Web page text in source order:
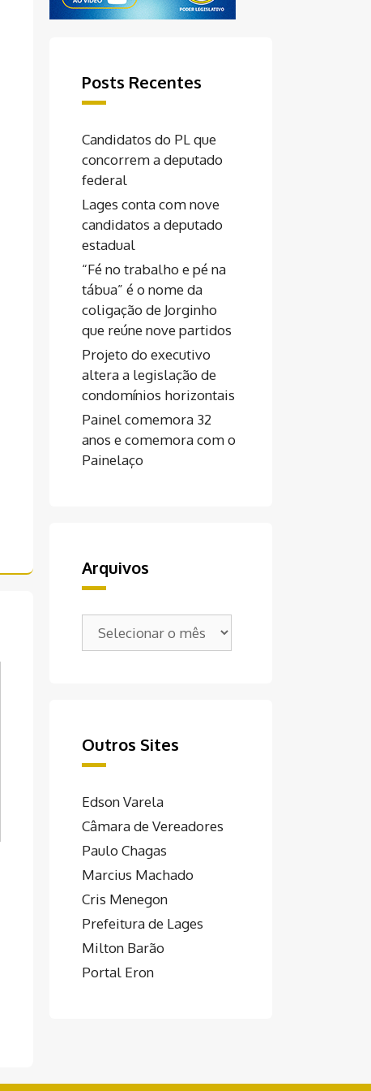
Posts Recentes
Candidatos do PL que
concorrem a deputado
federal
Lages conta com nove
candidatos a deputado
estadual
“Fé no trabalho e pé na
tábua” é o nome da
coligação de Jorginho
que reúne nove partidos
Projeto do executivo
altera a legislação de
condomínios horizontais
Painel comemora 32
anos e comemora com o
Painelaço
Arquivos
Outros Sites
Edson Varela
Câmara de Vereadores
Paulo Chagas
Marcius Machado
Cris Menegon
Prefeitura de Lages
Milton Barão
Portal Eron